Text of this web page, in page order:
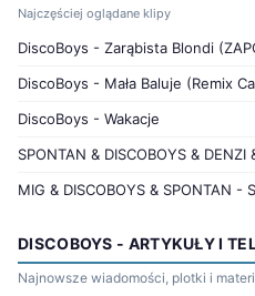
Najczęściej oglądane klipy
DiscoBoys - Zarąbista Blondi
DiscoBoys - Mała Baluje (Remix
DiscoBoys - Wakacje
SPONTAN & DISCOBOYS &
MIG & DISCOBOYS & SPONTAN -
DISCOBOYS - ARTYKUŁY I
Najnowsze wiadomości, plotki i